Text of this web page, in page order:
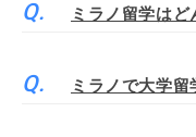
ミラノ留学はど
ミラノで大学留